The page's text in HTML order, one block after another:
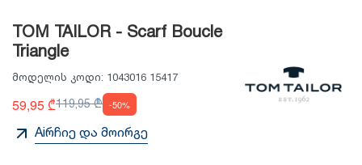
TOM TAILOR - Scarf Boucle
Triangle
მოდელის კოდი: 1043016 15417
59,95 ₾119,95 ₾ -50%
Aiრჩიე და მოირგე